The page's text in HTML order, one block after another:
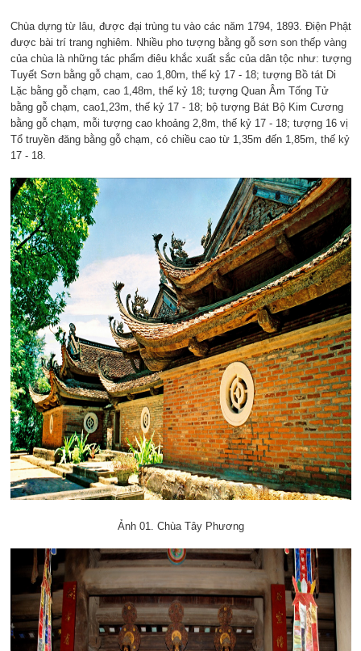
Chùa dựng từ lâu, được đại trùng tu vào các năm 1794, 1893. Điện Phật
được bài trí trang nghiêm. Nhiều pho tượng bằng gỗ sơn son thếp vàng
của chùa là những tác phẩm điêu khắc xuất sắc của dân tộc như: tượng
Tuyết Sơn bằng gỗ chạm, cao 1,80m, thế kỷ 17 - 18; tượng Bồ tát Di
Lặc bằng gỗ chạm, cao 1,48m, thế kỷ 18; tượng Quan Âm Tống Tử
bằng gỗ chạm, cao1,23m, thế kỷ 17 - 18; bộ tượng Bát Bộ Kim Cương
bằng gỗ chạm, mỗi tượng cao khoảng 2,8m, thế kỷ 17 - 18; tượng 16 vị
Tổ truyền đăng bằng gỗ chạm, có chiều cao từ 1,35m đến 1,85m, thế kỷ
17 - 18.
Ảnh 01. Chùa Tây Phương